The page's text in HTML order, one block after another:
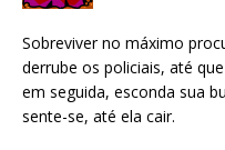
Sobreviver no máximo
derrube os policiais, até
em seguida, esconda sua
sente-se, até ela cair.